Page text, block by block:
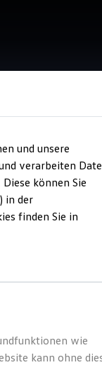
Fixemer
4.8| 55
für die Inhalte auf
und unsere
verarbeiten
können Sie
in der
finden Sie in
wie
kann ohne